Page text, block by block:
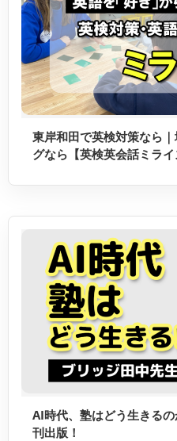
東岸和田で英検対策なら
グなら【英検英会話ミライ
AI時代、塾はどう生きる
刊出版！